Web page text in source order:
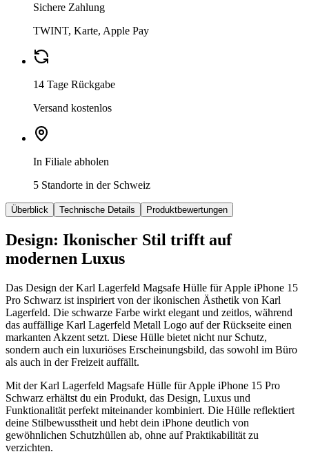
Sichere Zahlung
TWINT, Karte, Apple Pay
14 Tage Rückgabe
Versand kostenlos
In Filiale abholen
5 Standorte in der Schweiz
Überblick Technische Details Produktbewertungen
Design: Ikonischer Stil trifft auf
modernen Luxus
Das Design der Karl Lagerfeld Magsafe Hülle für Apple iPhone 15
Pro Schwarz ist inspiriert von der ikonischen Ästhetik von Karl
Lagerfeld. Die schwarze Farbe wirkt elegant und zeitlos, während
das auffällige Karl Lagerfeld Metall Logo auf der Rückseite einen
markanten Akzent setzt. Diese Hülle bietet nicht nur Schutz,
sondern auch ein luxuriöses Erscheinungsbild, das sowohl im Büro
als auch in der Freizeit auffällt.
Mit der Karl Lagerfeld Magsafe Hülle für Apple iPhone 15 Pro
Schwarz erhältst du ein Produkt, das Design, Luxus und
Funktionalität perfekt miteinander kombiniert. Die Hülle reflektiert
deine Stilbewusstheit und hebt dein iPhone deutlich von
gewöhnlichen Schutzhüllen ab, ohne auf Praktikabilität zu
verzichten.